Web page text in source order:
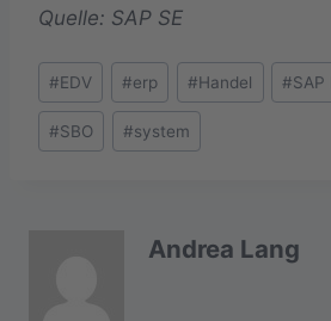
Quelle: SAP SE
Schlagworte:
#EDV #erp #Handel #SAP
#SBO #system
Andrea Lang